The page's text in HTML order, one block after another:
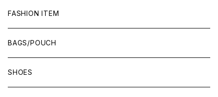
FASHION ITEM
BAGS/POUCH
SHOES